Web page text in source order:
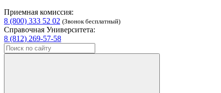
Приемная комиссия:
8 (800) 333 52 02 (Звонок бесплатный)
Справочная Университета:
8 (812) 269-57-58